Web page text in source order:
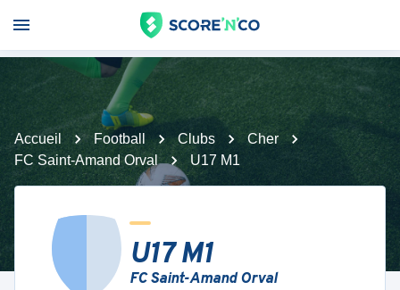
Accueil Football Clubs
Cher
FC Saint-Amand Orval
U17 M1
U17 M1
FC Saint-Amand Orval